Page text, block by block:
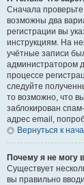
Сначала
возможны два
регистрации вы
инструкциям. На
учётные записи
администратором
процессе
следуйте
то возможно, что
заблокирован
адрес email,
Вернуться к
Почему я не могу
Существует
вы правильно